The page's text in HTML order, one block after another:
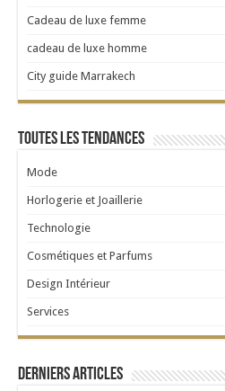
Cadeau de luxe femme
cadeau de luxe homme
City guide Marrakech
Toutes les tendances
Mode
Horlogerie et Joaillerie
Technologie
Cosmétiques et Parfums
Design Intérieur
Services
Derniers articles